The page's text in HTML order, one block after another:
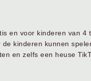
en voor kinderen van 4
kinderen kunnen
en zelfs een heuse